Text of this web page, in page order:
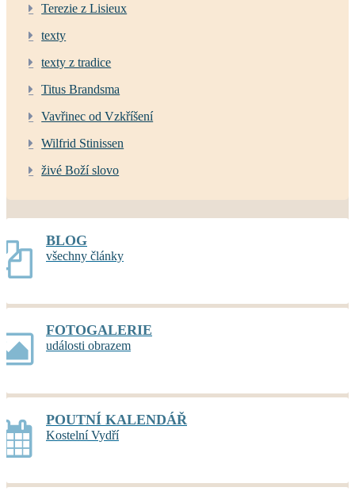
Terezie z Lisieux
texty
texty z tradice
Titus Brandsma
Vavřinec od Vzkříšení
Wilfrid Stinissen
živé Boží slovo
BLOG
všechny články
FOTOGALERIE
události obrazem
POUTNÍ KALENDÁŘ
Kostelní Vydří